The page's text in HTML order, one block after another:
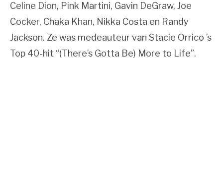
Celine Dion, Pink Martini, Gavin DeGraw, Joe
Cocker, Chaka Khan, Nikka Costa en Randy
Jackson. Ze was medeauteur van Stacie Orrico ’s
Top 40-hit “(There’s Gotta Be) More to Life”.